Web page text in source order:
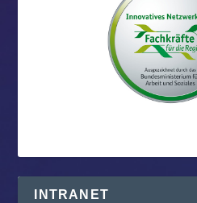
INTRANET